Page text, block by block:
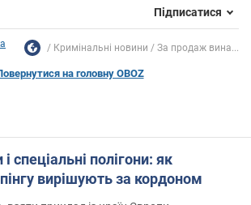
Підписатися
Кримінальні новини За продаж вина...
на головну OBOZ
спеціальні полігони: як
вирішують за кордоном